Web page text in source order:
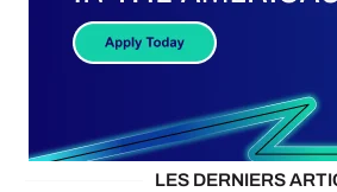
LES DERNIERS